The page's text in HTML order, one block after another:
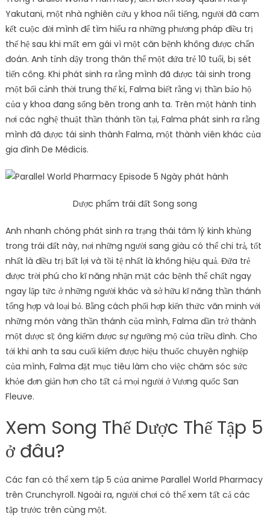
Yakutani, một nhà nghiên cứu y khoa nổi tiếng, người đã cam
kết cuộc đời mình để tìm hiểu ra những phương pháp điều trị
thế hệ sau khi mất em gái vì một căn bệnh không được chẩn
đoán. Anh tỉnh dậy trong thân thể một đứa trẻ 10 tuổi, bị sét
tiến công. Khi phát sinh ra rằng mình đã được tái sinh trong
một bối cảnh thời trung thế kỉ, Falma biết rằng vị thần bảo hộ
của y khoa đang sống bên trong anh ta. Trên một hành tinh
nơi các nghệ thuật thần thánh tồn tại, Falma phát sinh ra rằng
mình đã được tái sinh thành Falma, một thành viên khác của
gia đình De Médicis.
Dược phẩm trái đất Song song
Anh nhanh chóng phát sinh ra trạng thái tâm lý kinh khủng
trong trái đất này, nơi những người sang giàu có thể chi trả, tốt
nhất là điều trị bất lợi và tồi tệ nhất là không hiệu quả. Đứa trẻ
được trời phú cho kĩ năng nhận mặt các bệnh thể chất ngay
ngay lập tức ở những người khác và sở hữu kĩ năng thần thánh
tổng hợp và loại bỏ. Bằng cách phối hợp kiến ​​thức văn minh với
những món vàng thần thánh của mình, Falma dần trở thành
một dược sĩ; ông kiếm được sự ngưỡng mộ của triều đình. Cho
tới khi anh ta sau cuối kiếm được hiệu thuốc chuyên nghiệp
của mình, Falma đặt mục tiêu làm cho việc chăm sóc sức
khỏe đơn giản hơn cho tất cả mọi người ở Vương quốc San
Fleuve.
Xem Song Thế Dược Thế Tập 5
ở đâu?
Các fan có thể xem tập 5 của anime Parallel World Pharmacy
trên Crunchyroll. Ngoài ra, người chơi có thể xem tất cả các
tập trước trên cùng một.